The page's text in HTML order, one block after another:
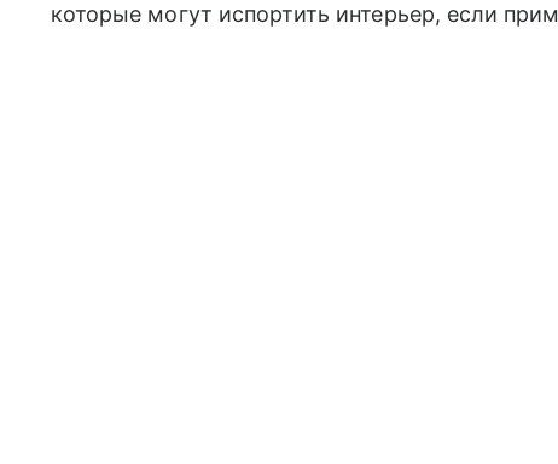
которые могут испортить интерьер, если